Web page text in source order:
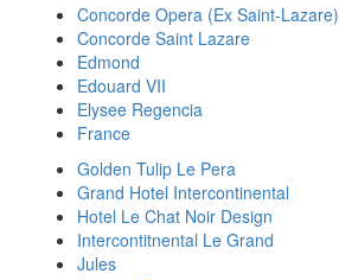
Concorde Opera (Ex Saint-Lazare)
Concorde Saint Lazare
Edmond
Edouard VII
Elysee Regencia
France
Golden Tulip Le Pera
Grand Hotel Intercontinental
Hotel Le Chat Noir Design
Intercontitnental Le Grand
Jules